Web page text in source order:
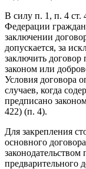
В силу п. 1, п. 4 ст.
Федерации
заключении
допускается, за
заключить
законом или
Условия договора
случаев, когда
предписано
422) (п. 4).
Для закрепления
основного
предварительного